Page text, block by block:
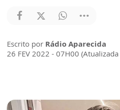
Escrito por Rádio Aparecida
26 FEV 2022 - 07H00